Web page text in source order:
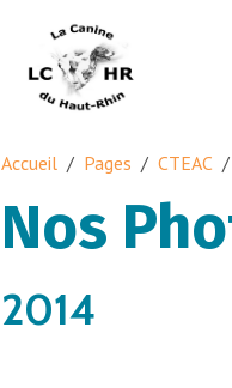
Accueil Pages CTEAC
Nos
2014